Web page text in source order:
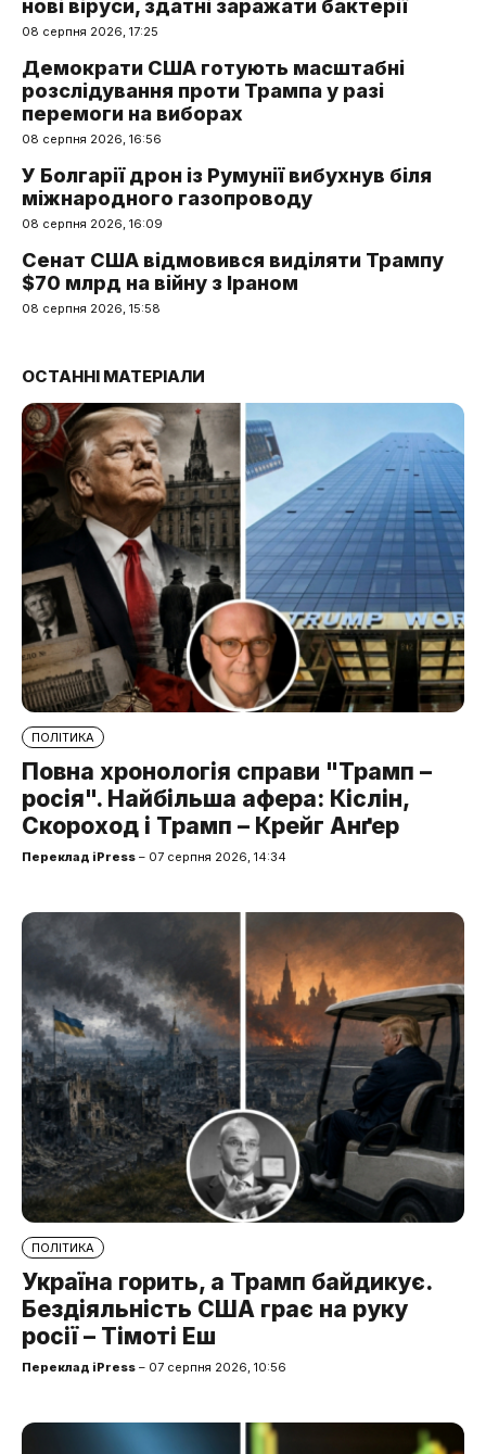
нові віруси, здатні заражати бактерії
08 серпня 2026, 17:25
Демократи США готують масштабні
розслідування проти Трампа у разі
перемоги на виборах
08 серпня 2026, 16:56
У Болгарії дрон із Румунії вибухнув біля
міжнародного газопроводу
08 серпня 2026, 16:09
Сенат США відмовився виділяти Трампу
$70 млрд на війну з Іраном
08 серпня 2026, 15:58
ОСТАННІ МАТЕРІАЛИ
ПОЛІТИКА
Повна хронологія справи "Трамп –
росія". Найбільша афера: Кіслін,
Скороход і Трамп – Крейг Анґер
Переклад iPress – 07 серпня 2026, 14:34
ПОЛІТИКА
Україна горить, а Трамп байдикує.
Бездіяльність США грає на руку
росії – Тімоті Еш
Переклад iPress – 07 серпня 2026, 10:56